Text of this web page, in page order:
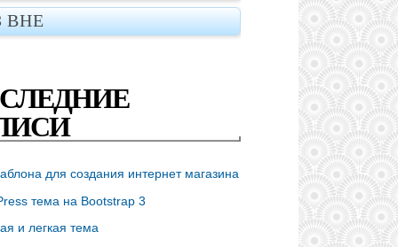
ВНЕ
для создания интернет магазина
тема на Bootstrap 3
и легкая тема